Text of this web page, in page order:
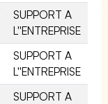
SUPPORT A
L''ENTREPRISE
SUPPORT A
L''ENTREPRISE
SUPPORT A